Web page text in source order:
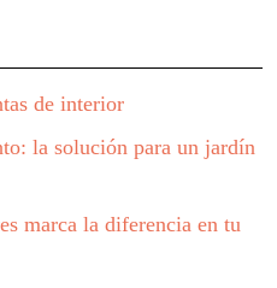
de interior
la solución para un jardín
marca la diferencia en tu